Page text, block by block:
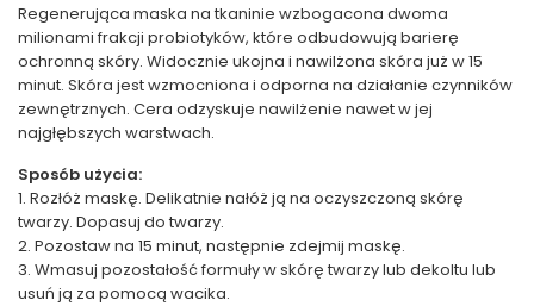
Regenerująca maska na tkaninie wzbogacona dwoma
milionami frakcji probiotyków, które odbudowują barierę
ochronną skóry. Widocznie ukojna i nawilżona skóra już w 15
minut. Skóra jest wzmocniona i odporna na działanie czynników
zewnętrznych. Cera odzyskuje nawilżenie nawet w jej
najgłębszych warstwach.
Sposób użycia:
1. Rozłóż maskę. Delikatnie nałóż ją na oczyszczoną skórę
twarzy. Dopasuj do twarzy.
2. Pozostaw na 15 minut, następnie zdejmij maskę.
3. Wmasuj pozostałość formuły w skórę twarzy lub dekoltu lub
usuń ją za pomocą wacika.